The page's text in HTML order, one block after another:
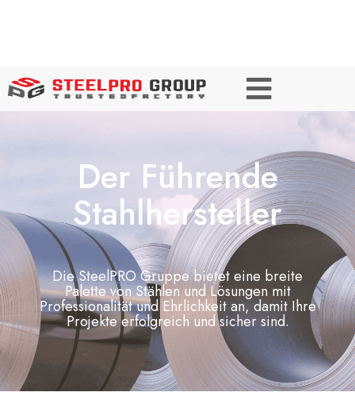
Der Führende
Stahlhersteller
Die SteelPRO Gruppe bietet eine breite
Palette von Stählen und Lösungen mit
Professionalität und Ehrlichkeit an, damit Ihre
Projekte erfolgreich und sicher sind.